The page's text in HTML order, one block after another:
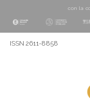
con la
ISSN 2611-8858